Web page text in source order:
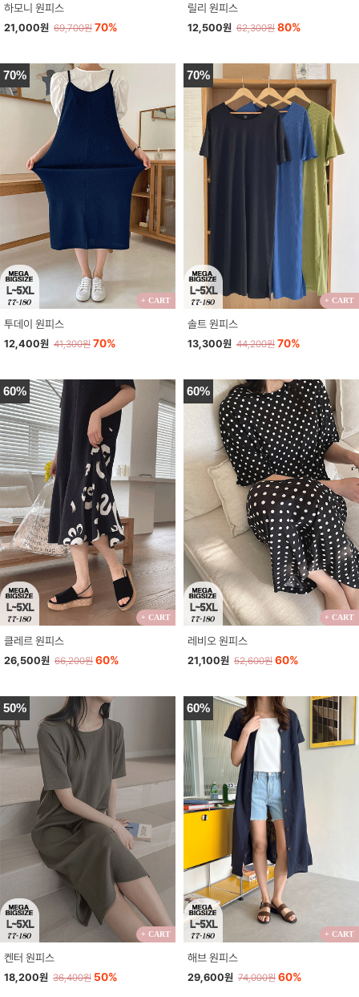
하모니 원피스
21,000원 69,700원 70%
릴리 원피스
12,500원 62,300원 80%
70%
+ CART
투데이 원피스
12,400원 41,300원 70%
70%
+ CART
솔트 원피스
13,300원 44,200원 70%
60%
+ CART
클레르 원피스
26,500원 66,200원 60%
60%
+ CART
레비오 원피스
21,100원 52,600원 60%
50%
+ CART
켄터 원피스
18,200원 36,400원 50%
60%
+ CART
해브 원피스
29,600원 74,000원 60%